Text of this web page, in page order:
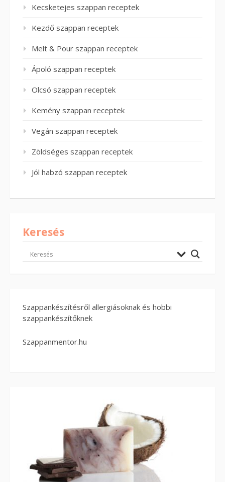
Kecsketejes szappan receptek
Kezdő szappan receptek
Melt & Pour szappan receptek
Ápoló szappan receptek
Olcsó szappan receptek
Kemény szappan receptek
Vegán szappan receptek
Zöldséges szappan receptek
Jól habzó szappan receptek
Keresés
Szappankészítésről allergiásoknak és hobbi
szappankészítőknek
Szappanmentor.hu